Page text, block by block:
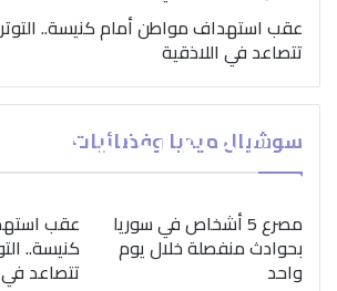
عقب استهداف مواطن أمام كنيسة..
تتصاعد في اللاذقية
سوشيال ميديا وفضائيات
بمناسبة اليوم
“الصحة العالمية” تؤكد
ضرورة اتباع نهج
لمواجهة إدمان
مصرع 5 أشخاص في سوريا
بحوادث منفصلة خلال يوم
واحد
عقب
كنيسة..
تتصاعد في